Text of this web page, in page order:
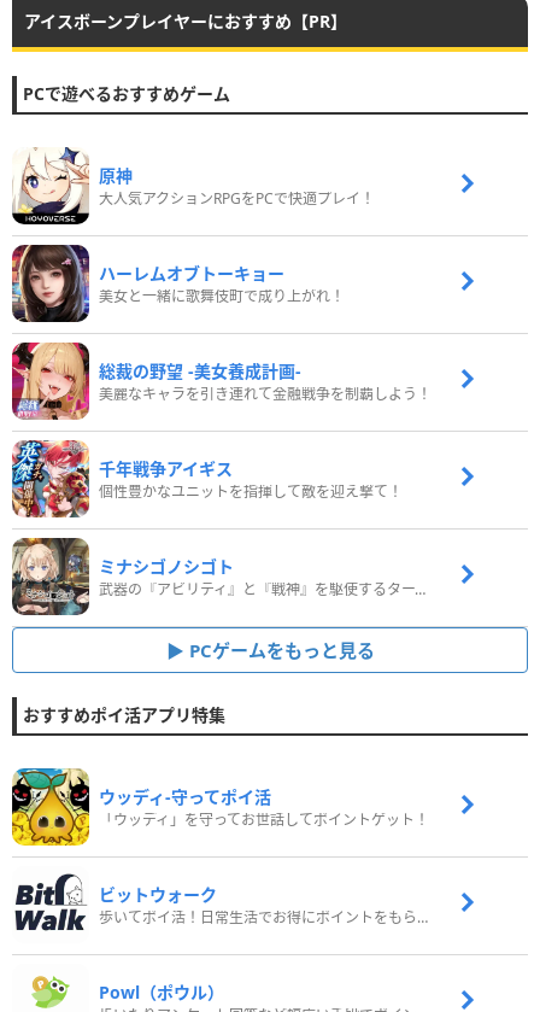
アイスボーンプレイヤーにおすすめ【PR】
PCで遊べるおすすめゲーム
原神
大人気アクションRPGをPCで快適プレイ！
ハーレムオブトーキョー
美女と一緒に歌舞伎町で成り上がれ！
総裁の野望 -美女養成計画-
美麗なキャラを引き連れて金融戦争を制覇しよう！
千年戦争アイギス
個性豊かなユニットを指揮して敵を迎え撃て！
ミナシゴノシゴト
武器の『アビリティ』と『戦神』を駆使するターン制コマンドバトルRPG！
PCゲームをもっと見る
おすすめポイ活アプリ特集
ウッディ‐守ってポイ活
「ウッディ」を守ってお世話してポイントゲット！
ビットウォーク
歩いてポイ活！日常生活でお得にポイントをもらおう
Powl（ポウル）